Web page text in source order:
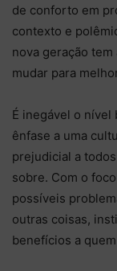
de conforto em
contexto e
nova geração
mudar para
É inegável o
ênfase a uma
prejudicial a
sobre. Com o
possíveis
outras coisas,
benefícios a